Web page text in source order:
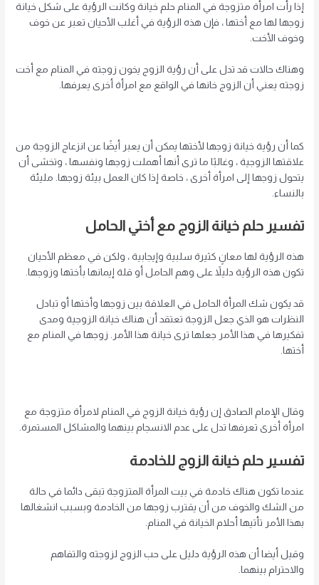
إذا رأت امرأة متزوجة في المنام حلم خيانة وكانت الرؤية على شكل خيانة
زوجها لها مع أختها ، فإن هذه الرؤية في أغلب الأحيان تعبر عن خوف
وخوف الأخت.
وهناك حالات قد تدل على أن رؤية الزوج يخون زوجته في المنام مع أخت
زوجته يعني أن الزوج خانها في الواقع مع امرأة أخرى يعرفها.
كما أن رؤية خيانة زوجها لأختها يمكن أن يعبر أيضًا عن انزعاج الزوجة من
علاقتها الزوجية ، وغالبًا ما ترى أنها أهملت زوجها ونفسها ، وتخشى أن
يتحول زوجها إلى امرأة أخرى ، خاصة إذا كان العمل بيئة زوجها. مليئة
بالنساء.
تفسير حلم خيانة الزوج مع أختي الحامل
هذه الرؤية لها معانٍ كثيرة سلبية وإيجابية ، ولكن في معظم الأحيان
تكون هذه الرؤية دليلاً على وهم الحامل أو قلة إيمانها بأختها وزوجها.
قد يكون شك المرأة الحامل في العلاقة بين زوجها وأختها أو تبادل
النظرات هو الذي جعل الزوجة تعتقد أن هناك خيانة الزوجية ومدى
تفكيرها في هذا الأمر جعلها ترى خيانة هذا الأمر. زوجها في المنام مع
أختها.
وقال الإمام الصادق إن رؤية خيانة الزوج في المنام لامرأة متزوجة مع
امرأة أخرى تعرفها تدل على عدم الانسجام بينهما والمشاكل المستمرة.
تفسير حلم خيانة الزوج للخادمة
عندما تكون هناك خادمة في بيت المرأة المتزوجة تبقى دائما في حالة
من الشك والخوف من أن يقترب زوجها من الخادمة وبسبب انشغالها
بهذا الأمر تأتيها أحلام الخيانة في المنام.
وقيل أيضا أن هذه الرؤية دليل على حب الزوج لزوجته والتفاهم
والاحترام بينهما.